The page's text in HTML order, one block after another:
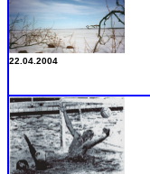
22.04.2004